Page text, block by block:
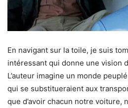
En navigant sur la toile, je suis
intéressant qui donne une vision
L’auteur imagine un monde
qui se substitueraient aux
que d’avoir chacun notre voiture,